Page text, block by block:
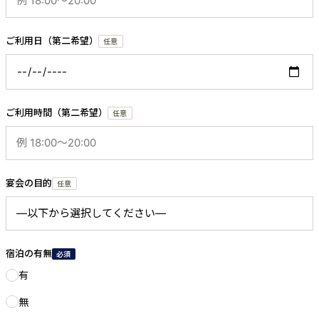
ご利用日（第二希望） 任意
ご利用時間（第二希望） 任意
宴会の目的 任意
宿泊の有無 必須
有
無